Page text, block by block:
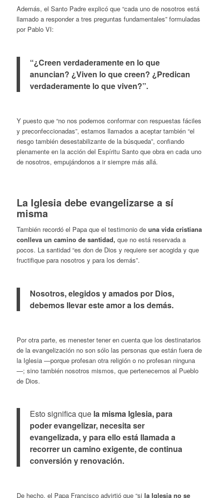
Además, el Santo Padre explicó que “cada uno de nosotros está
llamado a responder a tres preguntas fundamentales” formuladas
por Pablo VI:
“¿Creen verdaderamente en lo que
anuncian? ¿Viven lo que creen? ¿Predican
verdaderamente lo que viven?”.
Y puesto que “no nos podemos conformar con respuestas fáciles
y preconfeccionadas”, estamos llamados a aceptar también “el
riesgo también desestabilizante de la búsqueda”, confiando
plenamente en la acción del Espíritu Santo que obra en cada uno
de nosotros, empujándonos a ir siempre más allá.
La Iglesia debe evangelizarse a sí
misma
También recordó el Papa que el testimonio de una vida cristiana
conlleva un camino de santidad, que no está reservada a
pocos. La santidad “es don de Dios y requiere ser acogida y que
fructifique para nosotros y para los demás”.
Nosotros, elegidos y amados por Dios,
debemos llevar este amor a los demás.
Por otra parte, es menester tener en cuenta que los destinatarios
de la evangelización no son sólo las personas que están fuera de
la Iglesia —porque profesan otra religión o no profesan ninguna
—; sino también nosotros mismos, que pertenecemos al Pueblo
de Dios.
Esto significa que la misma Iglesia, para
poder evangelizar, necesita ser
evangelizada, y para ello está llamada a
recorrer un camino exigente, de continua
conversión y renovación.
De hecho, el Papa Francisco advirtió que “si la Iglesia no se